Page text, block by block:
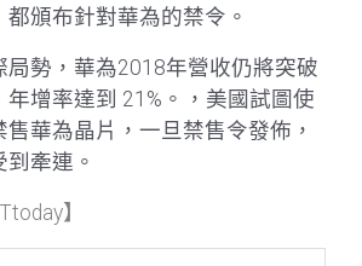
頒布針對華為的禁令。
局勢，華為2018年營收仍將突破
增率達到 21%。，美國試圖使
華為晶片，一旦禁售令發佈，
到牽連。
】